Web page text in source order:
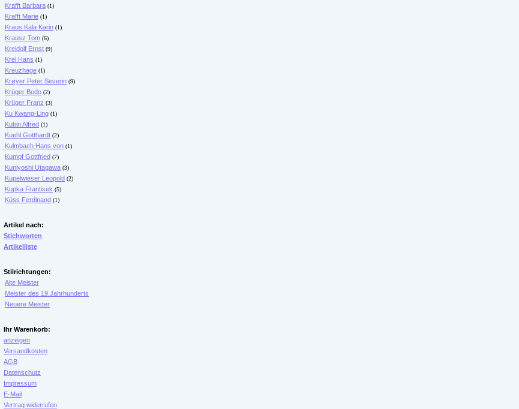
Krafft Barbara (1)
Krafft Marie (1)
Kraus Kala Karin (1)
Krausz Tom (6)
Kreidolf Ernst (9)
Krel Hans (1)
Kreuzhage (1)
Krøyer Peter Severin (9)
Krüger Bodo (2)
Krüger Franz (3)
Ku Kwang-Ling (1)
Kubin Alfred (1)
Kuehl Gotthardt (2)
Kulmbach Hans von (1)
Kumpf Gottfried (7)
Kuniyoshi Utagawa (3)
Kupelwieser Leopold (2)
Kupka Frantisek (5)
Küss Ferdinand (1)
Artikel nach:
Stichworten
Artikelliste
Stilrichtungen:
Alte Meister
Meister des 19.Jahrhunderts
Neuere Meister
Ihr Warenkorb:
anzeigen
Versandkosten
AGB
Datenschutz
Impressum
E-Mail
Vertrag widerrufen